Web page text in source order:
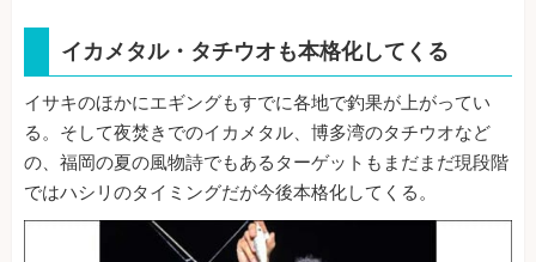
イカメタル・タチウオも本格化してくる
イサキのほかにエギングもすでに各地で釣果が上がってい
る。そして夜焚きでのイカメタル、博多湾のタチウオなど
の、福岡の夏の風物詩でもあるターゲットもまだまだ現段階
ではハシリのタイミングだが今後本格化してくる。